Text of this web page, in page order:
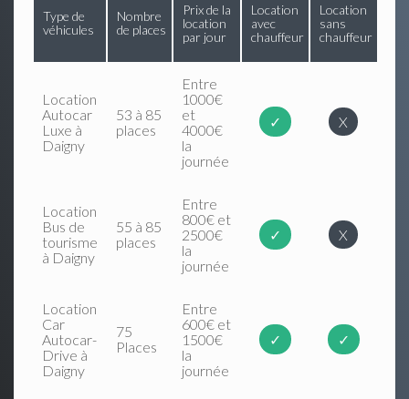
Type de
véhicules
Nombre
de places
Prix de la
location
par jour
Location
avec
chauffeur
Location
sans
chauffeur
Location
Autocar
Luxe à
Daigny
53 à 85
places
Entre
1000€
et
4000€
la
journée
✓ X
Location
Bus de
tourisme
à Daigny
55 à 85
places
Entre
800€ et
2500€
la
journée
✓ X
Location
Car
Autocar-
Drive à
Daigny
75
Places
Entre
600€ et
1500€
la
journée
✓ ✓